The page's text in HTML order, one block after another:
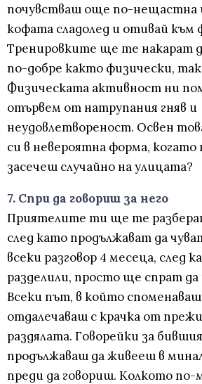
почувстваш още по-нещастна
кофата сладолед и отивай към
Тренировките ще те накарат
по-добре както физически,
Физическата активност ни
отървем от натрупания гняв и
неудовлетвореност. Освен
си в невероятна форма, когато
засечеш случайно на улицата?
7. Спри да говориш за него
Приятелите ти ще те
след като продължават да
всеки разговор 4 месеца, след
разделили, просто ще спрат
Всеки път, в който
отдалечаваш с крачка от
раздялата. Говорейки за
продължаваш да живееш в
преди да говориш. Колкото по-